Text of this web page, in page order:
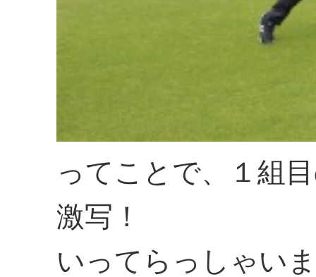
ってことで、１組
激写！
いってらっしゃい